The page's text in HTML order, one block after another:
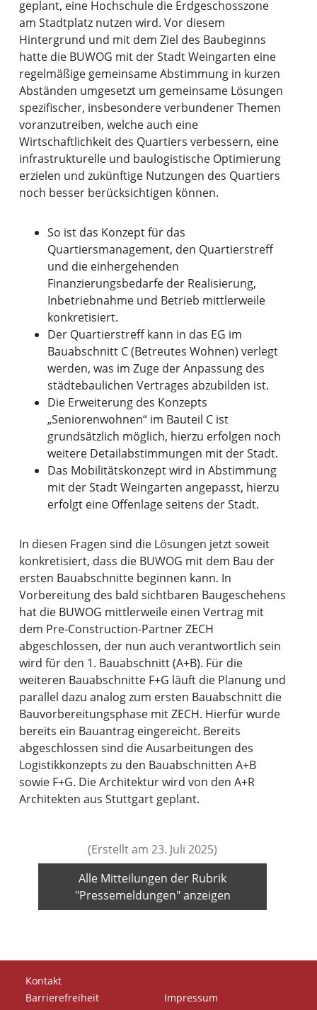
geplant, eine Hochschule die Erdgeschosszone
am Stadtplatz nutzen wird. Vor diesem
Hintergrund und mit dem Ziel des Baubeginns
hatte die BUWOG mit der Stadt Weingarten eine
regelmäßige gemeinsame Abstimmung in kurzen
Abständen umgesetzt um gemeinsame Lösungen
spezifischer, insbesondere verbundener Themen
voranzutreiben, welche auch eine
Wirtschaftlichkeit des Quartiers verbessern, eine
infrastrukturelle und baulogistische Optimierung
erzielen und zukünftige Nutzungen des Quartiers
noch besser berücksichtigen können.
So ist das Konzept für das
Quartiersmanagement, den Quartierstreff
und die einhergehenden
Finanzierungsbedarfe der Realisierung,
Inbetriebnahme und Betrieb mittlerweile
konkretisiert.
Der Quartierstreff kann in das EG im
Bauabschnitt C (Betreutes Wohnen) verlegt
werden, was im Zuge der Anpassung des
städtebaulichen Vertrages abzubilden ist.
Die Erweiterung des Konzepts
„Seniorenwohnen“ im Bauteil C ist
grundsätzlich möglich, hierzu erfolgen noch
weitere Detailabstimmungen mit der Stadt.
Das Mobilitätskonzept wird in Abstimmung
mit der Stadt Weingarten angepasst, hierzu
erfolgt eine Offenlage seitens der Stadt.
In diesen Fragen sind die Lösungen jetzt soweit
konkretisiert, dass die BUWOG mit dem Bau der
ersten Bauabschnitte beginnen kann. In
Vorbereitung des bald sichtbaren Baugeschehens
hat die BUWOG mittlerweile einen Vertrag mit
dem Pre-Construction-Partner ZECH
abgeschlossen, der nun auch verantwortlich sein
wird für den 1. Bauabschnitt (A+B). Für die
weiteren Bauabschnitte F+G läuft die Planung und
parallel dazu analog zum ersten Bauabschnitt die
Bauvorbereitungsphase mit ZECH. Hierfür wurde
bereits ein Bauantrag eingereicht. Bereits
abgeschlossen sind die Ausarbeitungen des
Logistikkonzepts zu den Bauabschnitten A+B
sowie F+G. Die Architektur wird von den A+R
Architekten aus Stuttgart geplant.
(Erstellt am 23. Juli 2025)
Alle Mitteilungen der Rubrik
"Pressemeldungen" anzeigen
Kontakt
Barrierefreiheit
Impressum